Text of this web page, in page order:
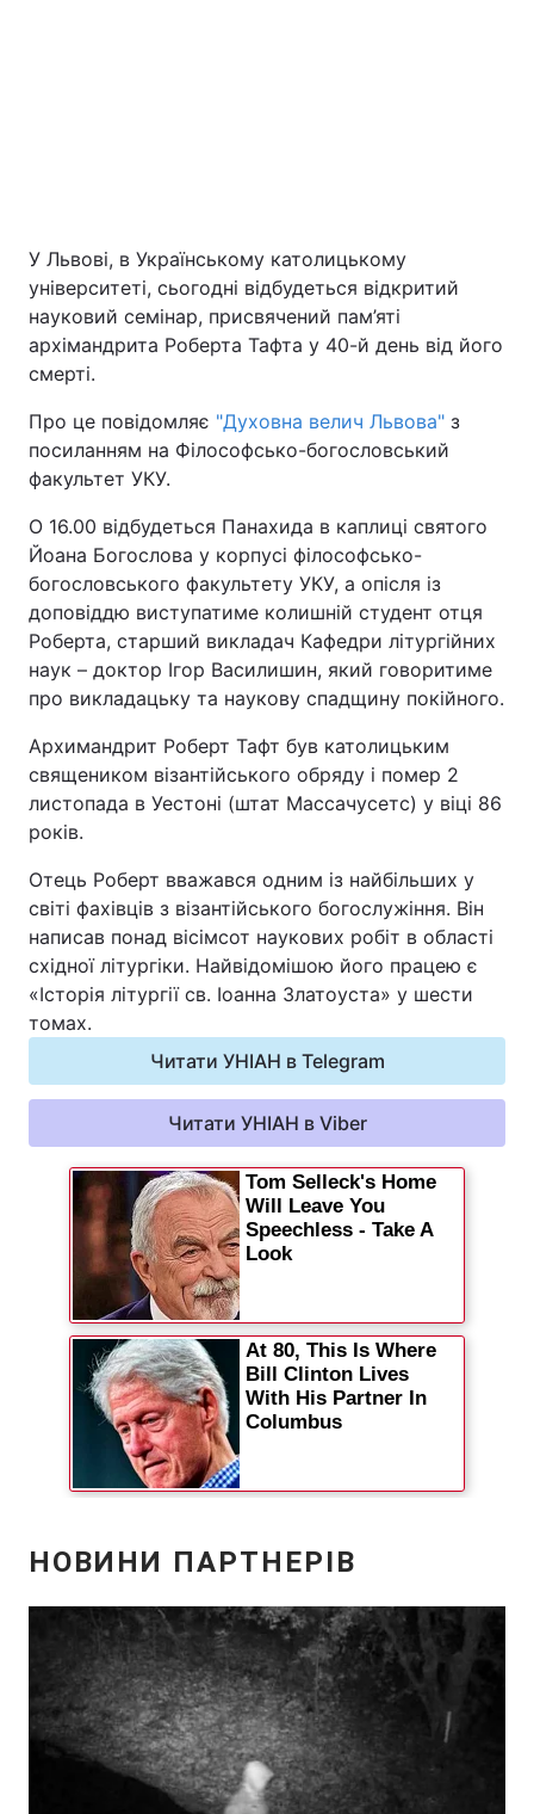
Київ Львів
Дніпро Харків
Спорт
Техно і зв'язок Лайт
Зброя Інциденти
Здоров'я Туризм
Цікавинки Погода
Відео з Youtube Статті
Інтерв'ю Думки
Архів Вакансії
Контакти
Реклама на сайті Фотобанк
Моніторинг Пресцентр
У Львові, в Українському католицькому
університеті, сьогодні відбудеться відкритий
науковий семінар, присвячений пам’яті
архімандрита Роберта Тафта у 40-й день від його
смерті.
Про це повідомляє "Духовна велич Львова" з
посиланням на Філософсько-богословський
факультет УКУ.
О 16.00 відбудеться Панахида в каплиці святого
Йоана Богослова у корпусі філософсько-
богословського факультету УКУ, а опісля із
доповіддю виступатиме колишній студент отця
Роберта, старший викладач Кафедри літургійних
наук – доктор Ігор Василишин, який говоритиме
про викладацьку та наукову спадщину покійного.
Архимандрит Роберт Тафт був католицьким
священиком візантійського обряду і помер 2
листопада в Уестоні (штат Массачусетс) у віці 86
років.
Отець Роберт вважався одним із найбільших у
світі фахівців з візантійського богослужіння. Він
написав понад вісімсот наукових робіт в області
східної літургіки. Найвідомішою його працею є
«Історія літургії св. Іоанна Златоуста» у шести
томах.
Читати УНІАН в Telegram
Читати УНІАН в Viber